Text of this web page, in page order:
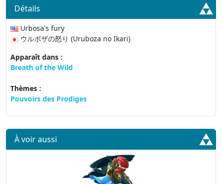
Détails
Urbosa's fury
ウルボザの怒り (Uruboza no Ikari)
Apparaît dans :
Breath of the Wild
Thèmes :
Pouvoirs des Prodiges
À voir aussi